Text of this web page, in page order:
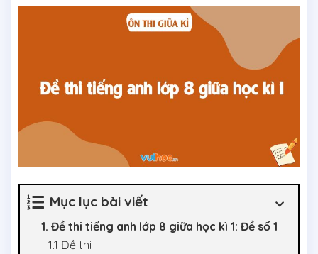
Mục lục bài viết
1. Đề thi tiếng anh lớp 8 giữa học kì 1: Đề số 1
1.1 Đề thi